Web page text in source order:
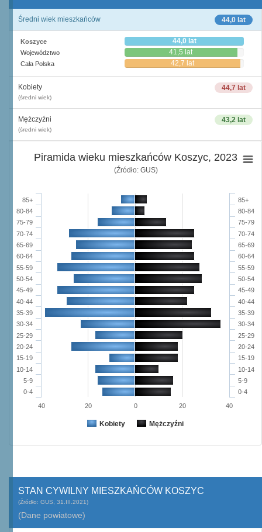
44,0 lat
Średni wiek mieszkańców
Koszyce 44,0 lat
Województwo 41,5 lat
Cała Polska 42,7 lat
44,7 lat
Kobiety
(średni wiek)
43,2 lat
Mężczyźni
(średni wiek)
Piramida wieku mieszkańców Koszyc, 2023
(Źródło: GUS)
Kobiety Mężczyźni
0-4
5-9
10-14
15-19
20-24
25-29
30-34
35-39
40-44
45-49
50-54
55-59
60-64
65-69
70-74
75-79
80-84
85+
0-4
5-9
10-14
15-19
20-24
25-29
30-34
35-39
40-44
45-49
50-54
55-59
60-64
65-69
70-74
75-79
80-84
85+
40 20 0 20 40
STAN CYWILNY MIESZKAŃCÓW KOSZYC
(Źródło: GUS, 31.III.2021)
(Dane powiatowe)